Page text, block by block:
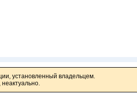
установленный владельцем.